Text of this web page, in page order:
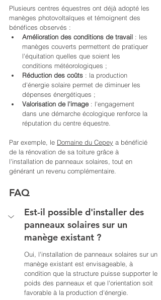
Plusieurs centres équestres ont déjà adopté les
manèges photovoltaïques et témoignent des
bénéfices observés :
Amélioration des conditions de travail : les
manèges couverts permettent de pratiquer
l'équitation quelles que soient les
conditions météorologiques ;
Réduction des coûts : la production
d'énergie solaire permet de diminuer les
dépenses énergétiques ;
Valorisation de l'image : l'engagement
dans une démarche écologique renforce la
réputation du centre équestre.
Par exemple, le Domaine du Cepey a bénéficié
de la rénovation de sa toiture grâce à
l'installation de panneaux solaires, tout en
générant un revenu complémentaire.
FAQ
Est-il possible d'installer des
panneaux solaires sur un
manège existant ?
Oui, l'installation de panneaux solaires sur un
manège existant est envisageable, à
condition que la structure puisse supporter le
poids des panneaux et que l'orientation soit
favorable à la production d'énergie.